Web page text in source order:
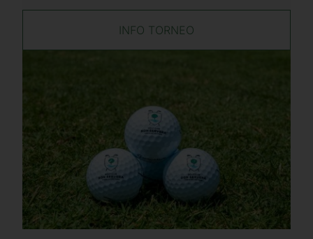
INFO TORNEO